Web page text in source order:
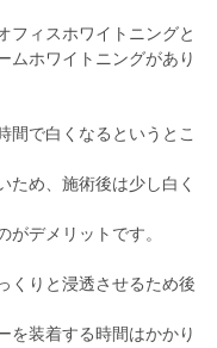
フィスホワイトニングと
ムホワイトニングがあり
間で白くなるというとこ
ため、施術後は少し白く
デメリットです。
くりと浸透させるため後
を装着する時間はかかり